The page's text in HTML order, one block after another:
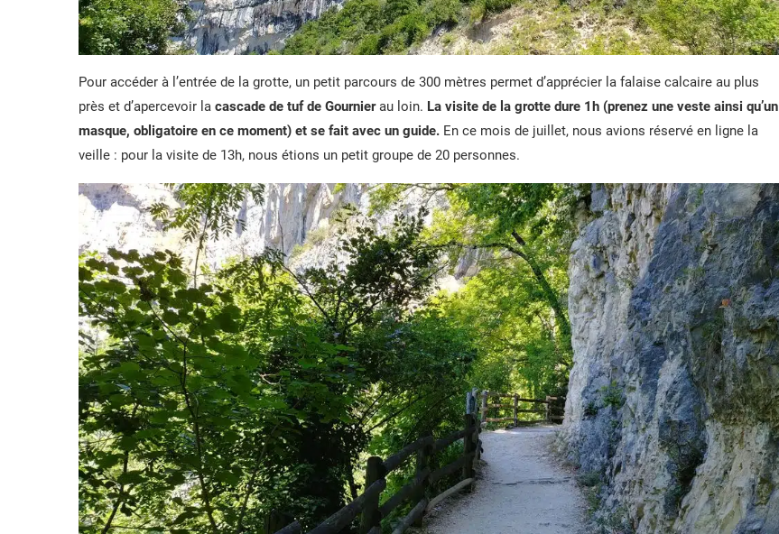
Pour accéder à l’entrée de la grotte, un petit parcours de 300 mètres permet d’apprécier la falaise calcaire au plus
près et d’apercevoir la cascade de tuf de Gournierau loin. La visite de la grotte dure 1h (prenez une veste ainsi qu’un
masque, obligatoire en ce moment) et se fait avec un guide. En ce mois de juillet, nous avions réservé en ligne la
veille : pour la visite de 13h, nous étions un petit groupe de 20 personnes.